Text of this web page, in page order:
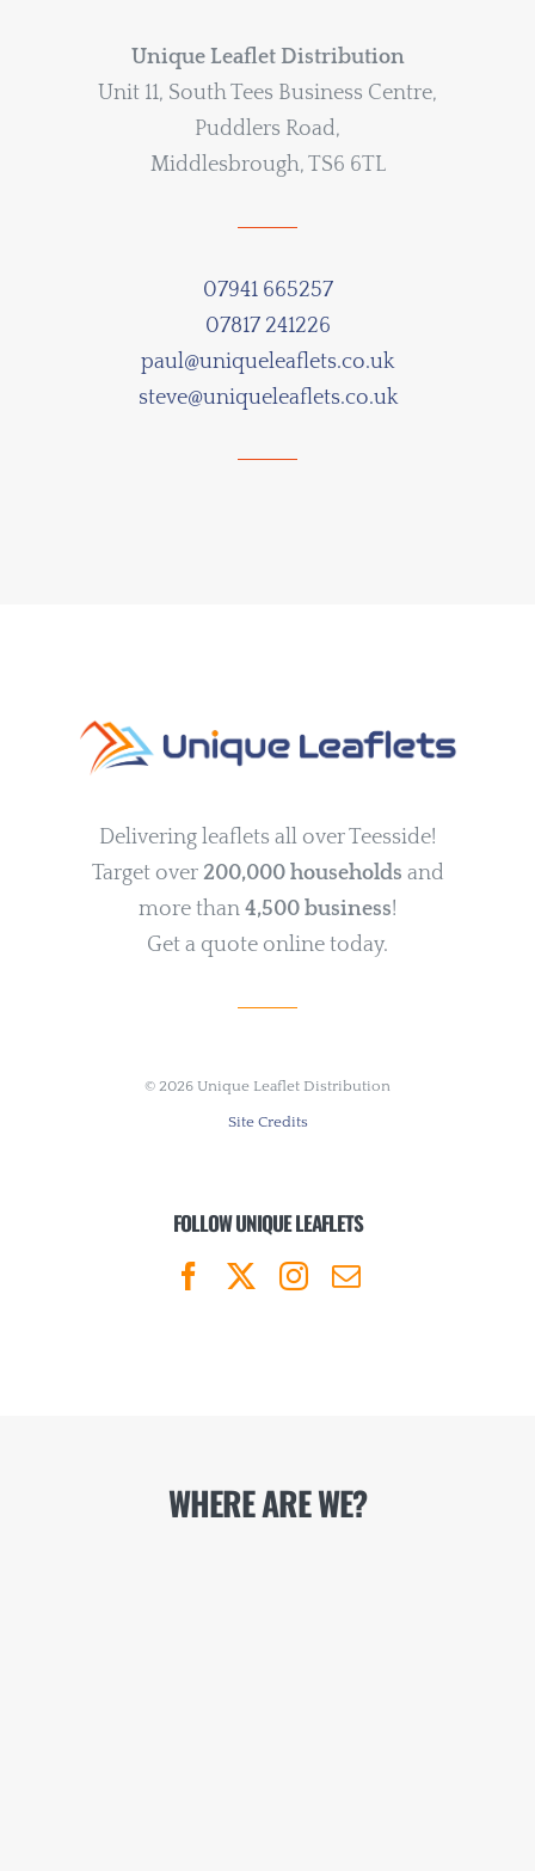
Unique Leaflet Distribution
Unit 11, South Tees Business Centre,
Puddlers Road,
Middlesbrough, TS6 6TL
07941 665257
07817 241226
paul@uniqueleaflets.co.uk
steve@uniqueleaflets.co.uk
Delivering leaflets all over Teesside!
Target over 200,000 households and
more than 4,500 business!
Get a quote online today.
© 2026 Unique Leaflet Distribution
Site Credits
FOLLOW UNIQUE LEAFLETS
WHERE ARE WE?